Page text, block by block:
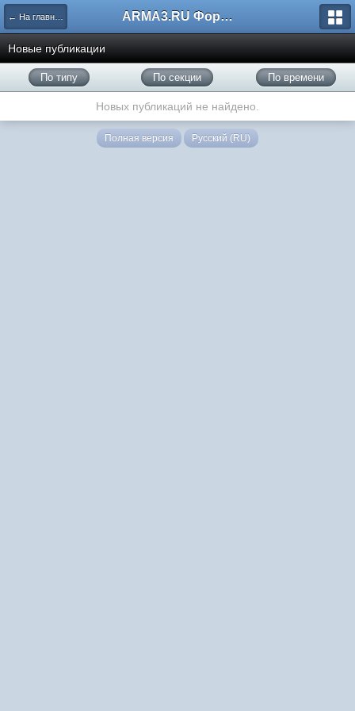
← На главную ARMA3.RU Форум
Новые публикации
По типу По секции По времени
Новых публикаций не найдено.
Полная версия Русский (RU)